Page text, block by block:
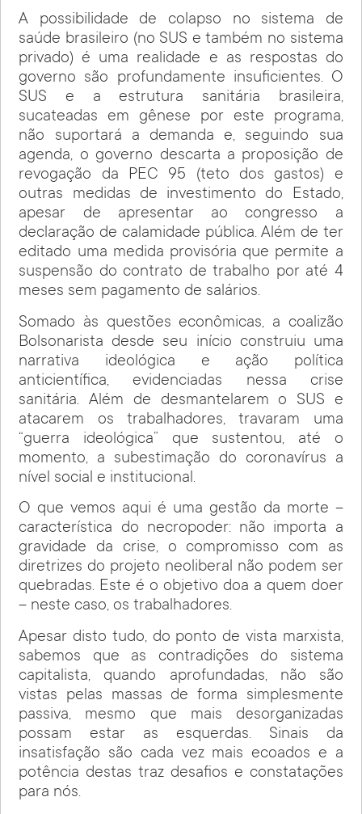
A possibilidade de colapso no sistema de
saúde brasileiro (no SUS e também no sistema
privado) é uma realidade e as respostas do
governo são profundamente insuficientes. O
SUS e a estrutura sanitária brasileira,
sucateadas em gênese por este programa,
não suportará a demanda e, seguindo sua
agenda, o governo descarta a proposição de
revogação da PEC 95 (teto dos gastos) e
outras medidas de investimento do Estado,
apesar de apresentar ao congresso a
declaração de calamidade pública. Além de ter
editado uma medida provisória que permite a
suspensão do contrato de trabalho por até 4
meses sem pagamento de salários.
Somado às questões econômicas, a coalizão
Bolsonarista desde seu início construiu uma
narrativa ideológica e ação política
anticientífica, evidenciadas nessa crise
sanitária. Além de desmantelarem o SUS e
atacarem os trabalhadores, travaram uma
“guerra ideológica” que sustentou, até o
momento, a subestimação do coronavírus a
nível social e institucional.
O que vemos aqui é uma gestão da morte –
característica do necropoder: não importa a
gravidade da crise, o compromisso com as
diretrizes do projeto neoliberal não podem ser
quebradas. Este é o objetivo doa a quem doer
– neste caso, os trabalhadores.
Apesar disto tudo, do ponto de vista marxista,
sabemos que as contradições do sistema
capitalista, quando aprofundadas, não são
vistas pelas massas de forma simplesmente
passiva, mesmo que mais desorganizadas
possam estar as esquerdas. Sinais da
insatisfação são cada vez mais ecoados e a
potência destas traz desafios e constatações
para nós.